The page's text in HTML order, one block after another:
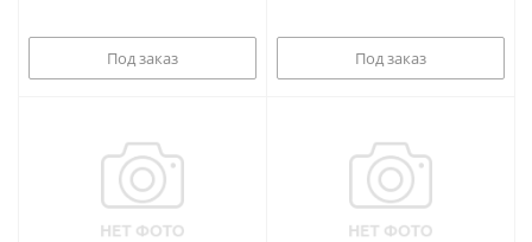
Под заказ Под заказ